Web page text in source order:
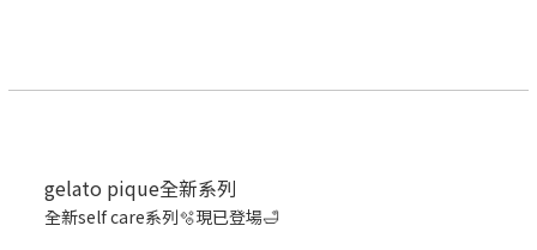
gelato pique全新系列
全新self care系列🫧現已登場🛁